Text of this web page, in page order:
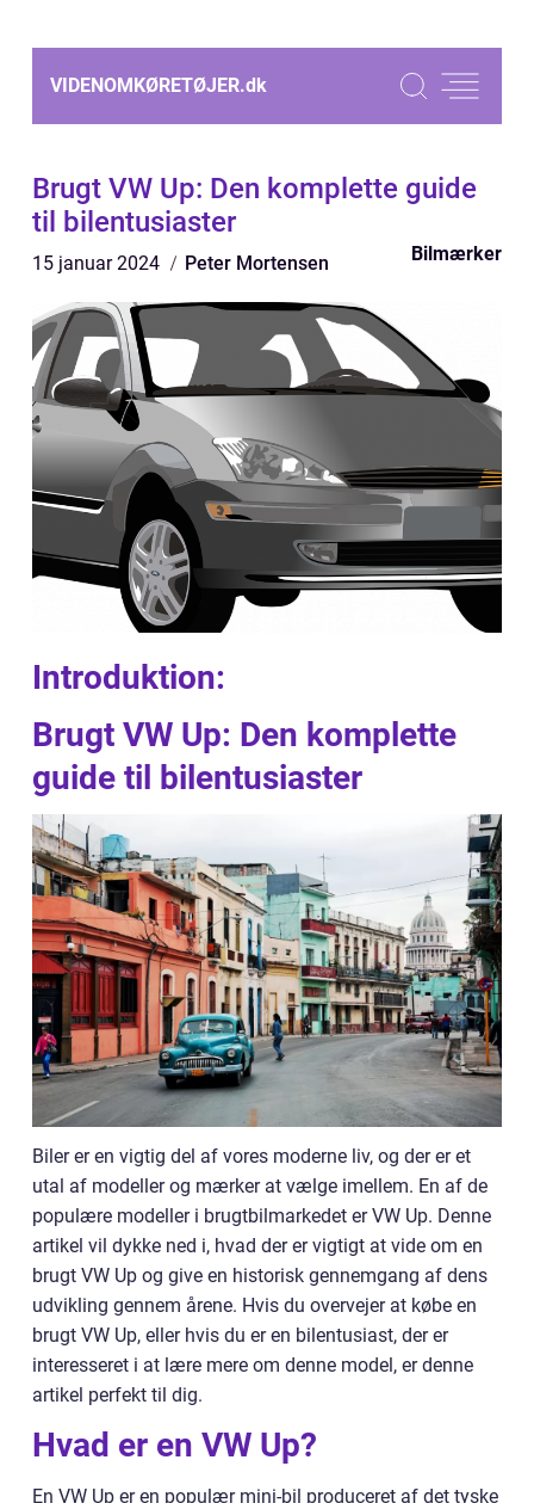
VIDENOMKØRETØJER.dk
Brugt VW Up: Den komplette guide
til bilentusiaster
15 januar 2024 Peter Mortensen Bilmærker
Introduktion:
Brugt VW Up: Den komplette
guide til bilentusiaster
Biler er en vigtig del af vores moderne liv, og der er et
utal af modeller og mærker at vælge imellem. En af de
populære modeller i brugtbilmarkedet er VW Up. Denne
artikel vil dykke ned i, hvad der er vigtigt at vide om en
brugt VW Up og give en historisk gennemgang af dens
udvikling gennem årene. Hvis du overvejer at købe en
brugt VW Up, eller hvis du er en bilentusiast, der er
interesseret i at lære mere om denne model, er denne
artikel perfekt til dig.
Hvad er en VW Up?
En VW Up er en populær mini-bil produceret af det tyske